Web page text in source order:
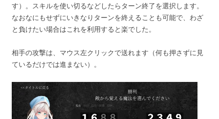
す）。スキルを使い切るなどしたらターン終了を選択します。
なおなにもせずにいきなりターンを終えることも可能で、わざ
と負けたい場合はこれを利用すると楽でした。
相手の攻撃は、マウス左クリックで送れます（何も押さずに見
ているだけでは進まない）。